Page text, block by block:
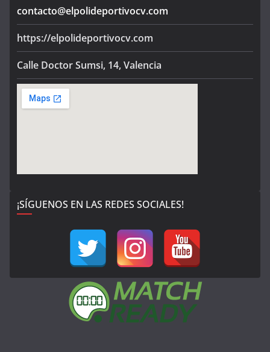
contacto@elpolideportivocv.com
https://elpolideportivocv.com
Calle Doctor Sumsi, 14, Valencia
¡SÍGUENOS EN LAS REDES SOCIALES!